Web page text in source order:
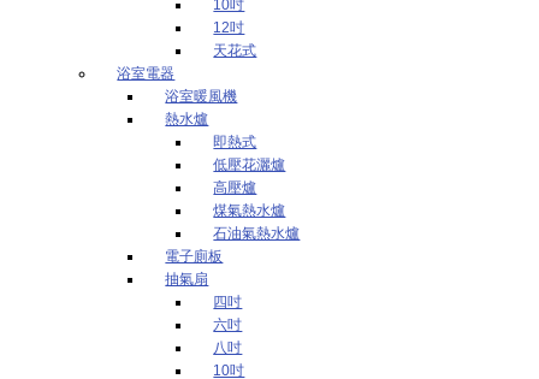
10吋
12吋
天花式
浴室電器
浴室暖風機
熱水爐
即熱式
低壓花灑爐
高壓爐
煤氣熱水爐
石油氣熱水爐
電子廁板
抽氣扇
四吋
六吋
八吋
10吋